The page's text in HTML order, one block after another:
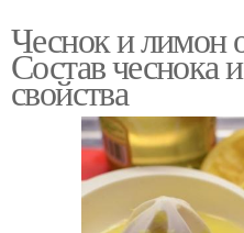
Чеснок и лимон
Состав чеснока
свойства